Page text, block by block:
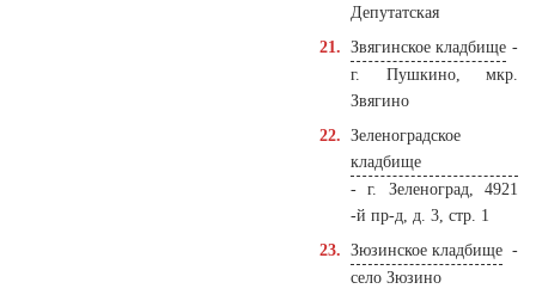
Депутатская
Звягинское кладбище -
г. Пушкино, мкр.
Звягино
Зеленоградское
кладбище
- г. Зеленоград, 4921
-й пр-д, д. 3, стр. 1
Зюзинское кладбище -
село Зюзино